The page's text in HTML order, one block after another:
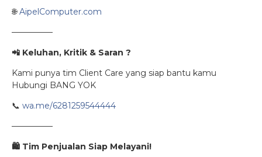
🌐AipelComputer.com
—————
📲 Keluhan, Kritik & Saran ?
Kami punya tim Client Care yang siap bantu kamu
Hubungi BANG YOK
📞 wa.me/6281259544444
—————
🛍 ️ Tim Penjualan Siap Melayani!